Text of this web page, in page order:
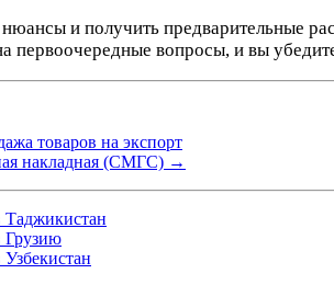
и получить предварительные
первоочередные вопросы, и вы
товаров на экспорт
накладная (СМГС) →
Грузию